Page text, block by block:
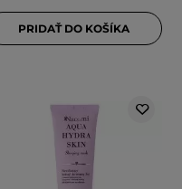
PRIDAŤ DO KOŠÍKA